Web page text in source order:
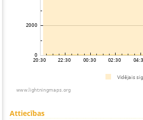
Attiecības